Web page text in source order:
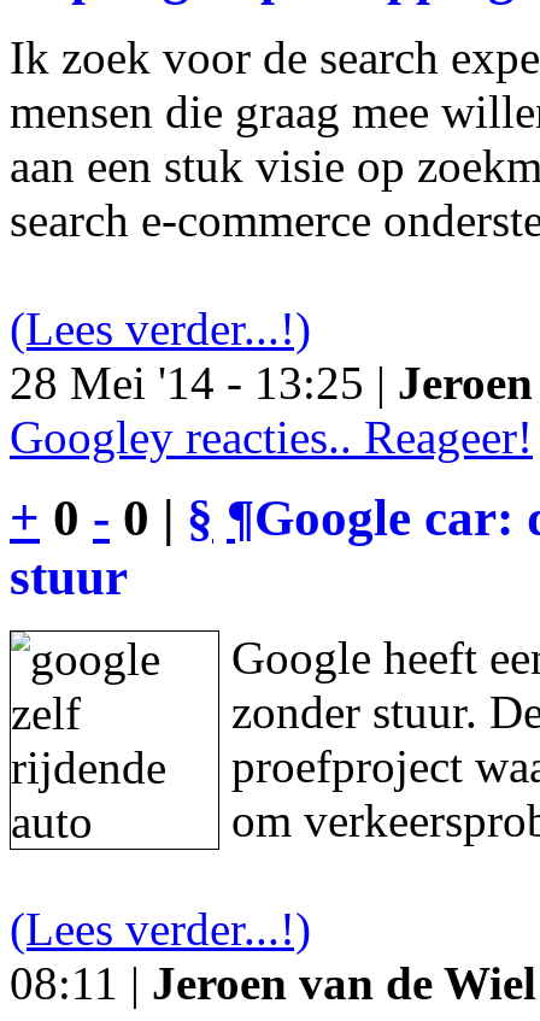
Ik zoek voor de search
mensen die graag mee
aan een stuk visie op
search e-commerce
(Lees verder...!)
28 Mei '14 - 13:25 |
Googley reacties.. Reageer!
+ 0 - 0 | § ¶Google car:
stuur
Google heeft
zonder stuur.
proefproject
om
(Lees verder...!)
08:11 | Jeroen van de Wiel